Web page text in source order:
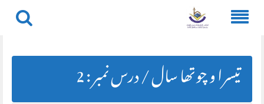
contentتیسرا و چوتھا سال / درس نمبر : 2